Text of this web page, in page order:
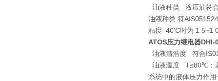
油液种类 液压油符
油液种类 符
粘度 40'C时为 1 5~1
ATOS压力继电器DHI-
油液清浩度 符合
油液温度 T≤80℃：
系统中的液体压力作